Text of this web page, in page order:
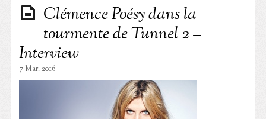
Clémence Poésy dans la
tourmente de Tunnel 2 –
Interview
7 Mar. 2016